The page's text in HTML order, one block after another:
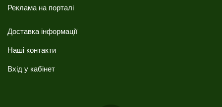
Реклама на порталі
Доставка інформації
Наші контакти
Вхід у кабінет